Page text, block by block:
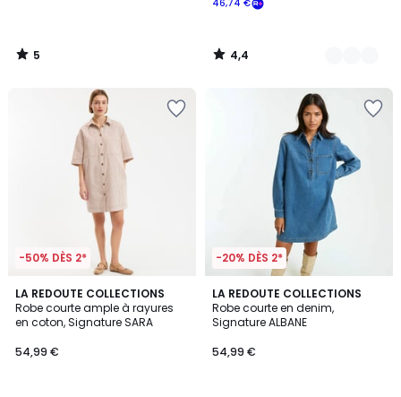
5
/
46,74 €
4,4
/
-50% DÈS 2*
LA REDOUTE COLLECTIONS
Robe courte ample à rayures
en coton, Signature SARA
54,99 €
3
/
5
-20% DÈS 2*
LA REDOUTE COLLECTIONS
Robe courte en denim,
Signature ALBANE
54,99 €
4,6
/ 5
2
Couleurs